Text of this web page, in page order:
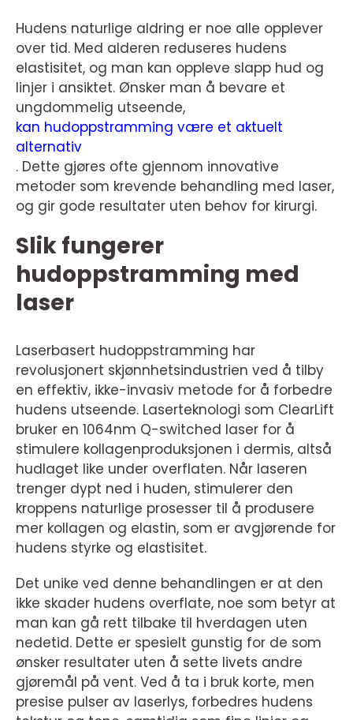
Hudens naturlige aldring er noe alle opplever
over tid. Med alderen reduseres hudens
elastisitet, og man kan oppleve slapp hud og
linjer i ansiktet. Ønsker man å bevare et
ungdommelig utseende,
kan hudoppstramming være et aktuelt
alternativ
. Dette gjøres ofte gjennom innovative
metoder som krevende behandling med laser,
og gir gode resultater uten behov for kirurgi.
Slik fungerer
hudoppstramming med
laser
Laserbasert hudoppstramming har
revolusjonert skjønnhetsindustrien ved å tilby
en effektiv, ikke-invasiv metode for å forbedre
hudens utseende. Laserteknologi som ClearLift
bruker en 1064nm Q-switched laser for å
stimulere kollagenproduksjonen i dermis, altså
hudlaget like under overflaten. Når laseren
trenger dypt ned i huden, stimulerer den
kroppens naturlige prosesser til å produsere
mer kollagen og elastin, som er avgjørende for
hudens styrke og elastisitet.
Det unike ved denne behandlingen er at den
ikke skader hudens overflate, noe som betyr at
man kan gå rett tilbake til hverdagen uten
nedetid. Dette er spesielt gunstig for de som
ønsker resultater uten å sette livets andre
gjøremål på vent. Ved å ta i bruk korte, men
presise pulser av laserlys, forbedres hudens